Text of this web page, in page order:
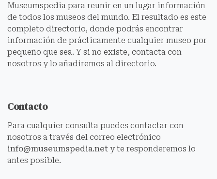
Museumspedia para reunir en un lugar información
de todos los museos del mundo. El resultado es este
completo directorio, donde podrás encontrar
información de prácticamente cualquier museo por
pequeño que sea. Y si no existe, contacta con
nosotros y lo añadiremos al directorio.
Contacto
Para cualquier consulta puedes contactar con
nosotros a través del correo electrónico
info@museumspedia.net y te responderemos lo
antes posible.